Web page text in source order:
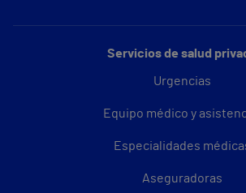
Servicios de salud
Urgencias
Equipo médico y
Especialidades
Aseguradoras